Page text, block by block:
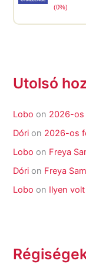
(0%)
Utolsó
Lobo on 2026-os
Dóri on 2026-os
Lobo on Freya
Dóri on Freya
Lobo on Ilyen